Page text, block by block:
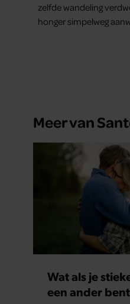
zelfde wandeling
honger simpelweg
Meer van
Wat als je
een ander